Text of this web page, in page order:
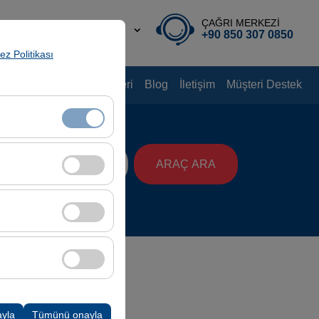
Politikası
Devre dışı
davranışları)
iyileştirmek için
Tümünü onayla
ÇAĞRI MERKEZİ
+90 850 307 0850
Kiralama Rehberi Blog İletişim Müşteri Destek
08:00 ARAÇ ARA